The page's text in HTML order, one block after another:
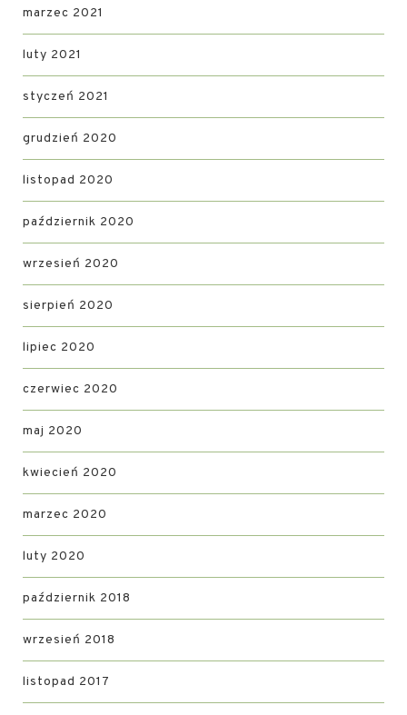
marzec 2021
luty 2021
styczeń 2021
grudzień 2020
listopad 2020
październik 2020
wrzesień 2020
sierpień 2020
lipiec 2020
czerwiec 2020
maj 2020
kwiecień 2020
marzec 2020
luty 2020
październik 2018
wrzesień 2018
listopad 2017